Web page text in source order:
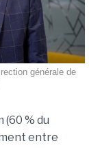
générale de
% du
entre